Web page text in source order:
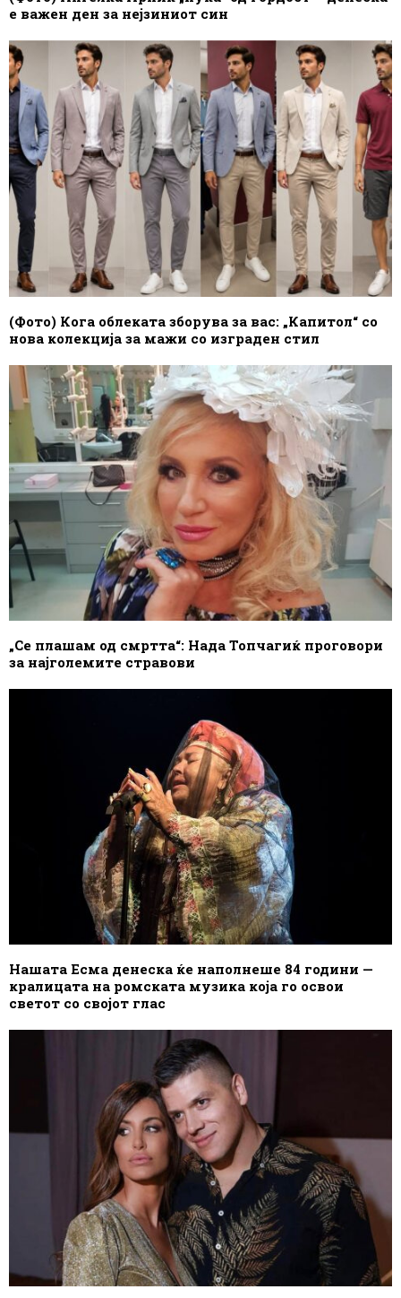
е важен ден за нејзиниот син
(Фото) Кога облеката зборува за вас: „Капитол“ со
нова колекција за мажи со изграден стил
„Се плашам од смртта“: Нада Топчагиќ проговори
за најголемите стравови
Нашата Есма денеска ќе наполнеше 84 години —
кралицата на ромската музика која го освои
светот со својот глас